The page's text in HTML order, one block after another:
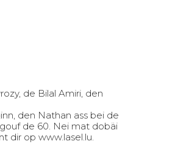
de Bilal Amiri, den
den Nathan ass bei de
de 60. Nei mat dobäi
dir op www.lasel.lu.